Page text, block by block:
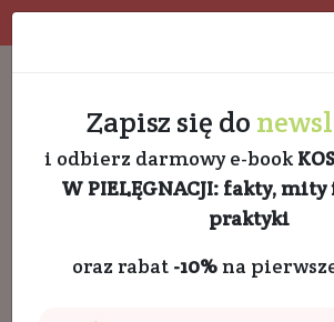
Zapisz się do
i odbierz darmowy e-book
W PIELĘGNACJI: fakty,
praktyki
oraz rabat -10%na